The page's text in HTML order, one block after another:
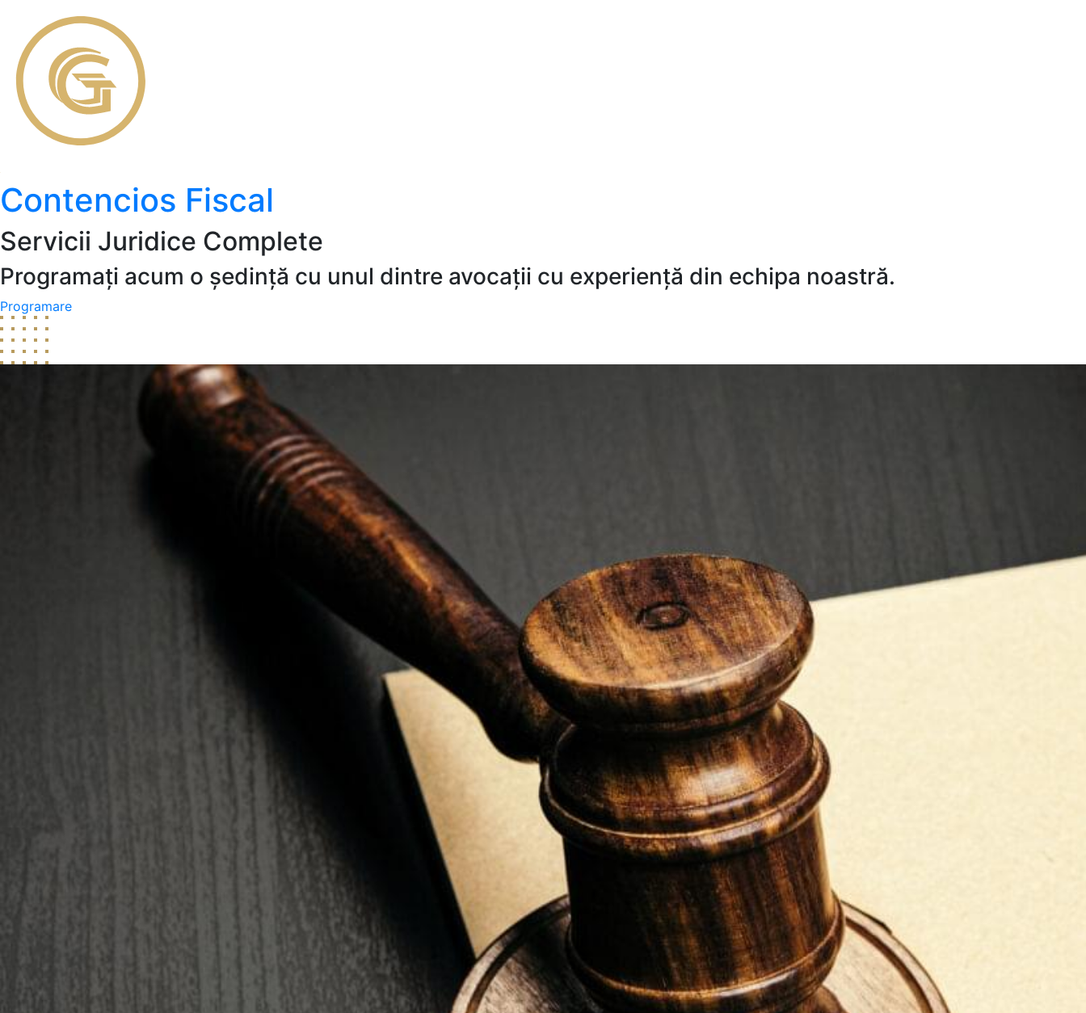
Contencios Fiscal
Servicii Juridice Complete
Programați acum o ședință cu unul dintre avocații cu experiență din echipa noastră.
Programare